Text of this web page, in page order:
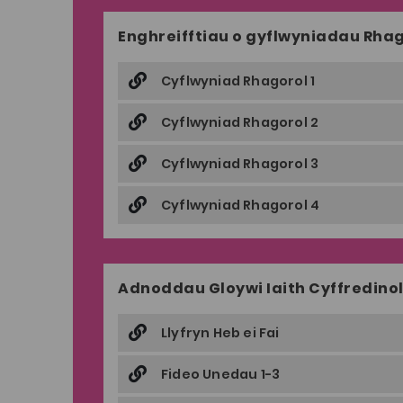
Enghreifftiau o gyflwyniadau
Cyflwyniad Rhagorol 1
Cyflwyniad Rhagorol 2
Cyflwyniad Rhagorol 3
Cyflwyniad Rhagorol 4
Adnoddau Gloywi Iaith Cyffredinol
Llyfryn Heb ei Fai
Fideo Unedau 1-3